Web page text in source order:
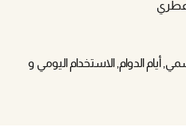
أيام الدوام, الاستخدام اليومي و